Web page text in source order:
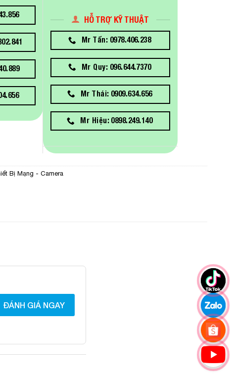
HỖ TRỢ KỸ THUẬT
Mr Tấn: 0978.406.238
Mr Quy: 096.644.7370
Mr Thái: 0909.634.656
Mr Hiệu: 0898.249.140
Bị Mạng - Camera
ĐÁNH GIÁ NGAY